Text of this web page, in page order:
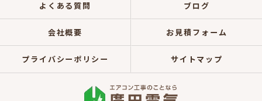
よくある質問 ブログ
会社概要 お見積フォーム
プライバシーポリシー サイトマップ